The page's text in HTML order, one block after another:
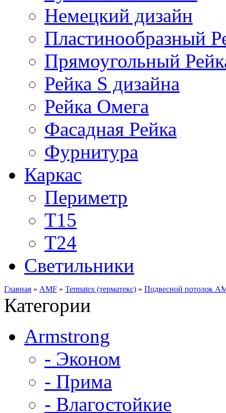
Немецкий дизайн
Пластинообразный
Прямоугольный
Рейка S дизайна
Рейка Омега
Фасадная Рейка
Фурнитура
Каркас
Периметр
Т15
Т24
Светильники
Главная » AMF » Termatex (терматекс) » Подвесной потолок
Категории
Armstrong
- Эконом
- Прима
- Влагостойкие